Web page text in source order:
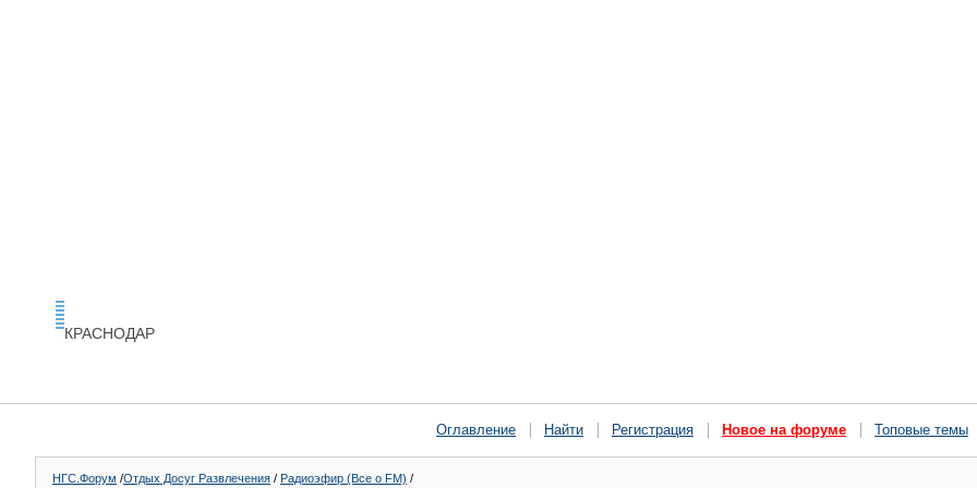
КРАСНОДАР
Оглавление Найти Регистрация Новое на форуме Топовые темы
НГС.Форум /Отдых Досуг Развлечения / Радиоэфир (Все о FM) /